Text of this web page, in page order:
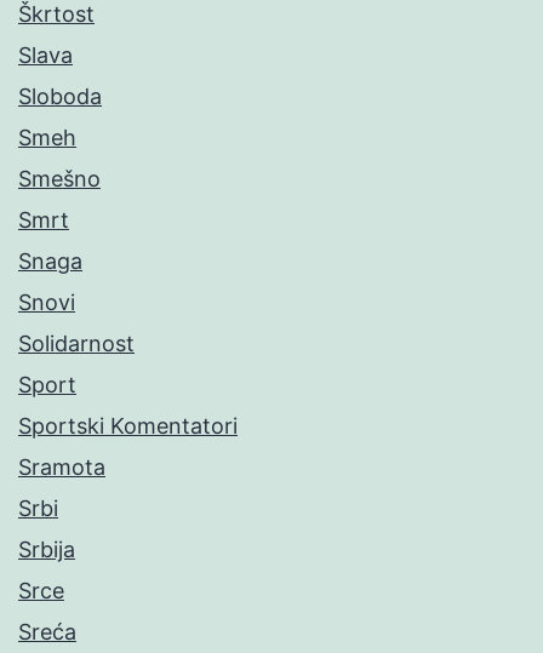
Škrtost
Slava
Sloboda
Smeh
Smešno
Smrt
Snaga
Snovi
Solidarnost
Sport
Sportski Komentatori
Sramota
Srbi
Srbija
Srce
Sreća